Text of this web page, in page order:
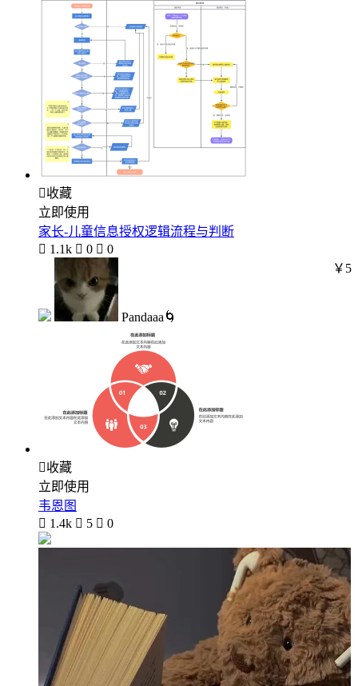
收藏
立即使用
家长-儿童信息授权逻辑流程与判断
 1.1k  0  0
Pandaaa🌀
￥5
收藏
立即使用
韦恩图
 1.4k  5  0